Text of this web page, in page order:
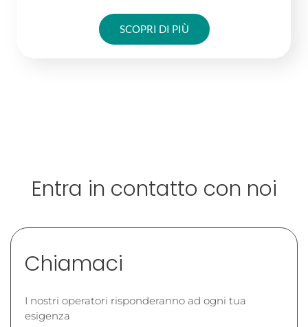
SCOPRI DI PIÙ
Entra in contatto con noi
Chiamaci
I nostri operatori risponderanno ad ogni tua
esigenza